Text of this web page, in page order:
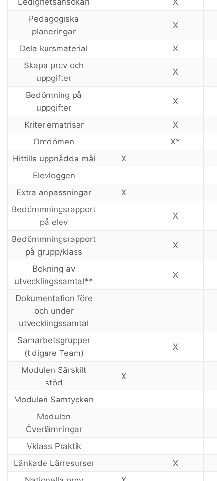
Ledighetsansökan
X
Pedagogiska
planeringar
X
Dela kursmaterial
X
Skapa prov och
uppgifter
X
Bedömning på
uppgifter
X
Kriteriematriser
X
Omdömen
X*
Hittills uppnådda mål
X
Elevloggen
Extra anpassningar
X
Bedömmningsrapport
på elev
X
Bedömmningsrapport
på grupp/klass
X
Bokning av
utvecklingssamtal**
X
Dokumentation före
och under
utvecklingssamtal
Samarbetsgrupper
(tidigare Team)
X
Modulen Särskilt
stöd
X
Modulen Samtycken
Modulen
Överlämningar
Vklass Praktik
Länkade Lärresurser
X